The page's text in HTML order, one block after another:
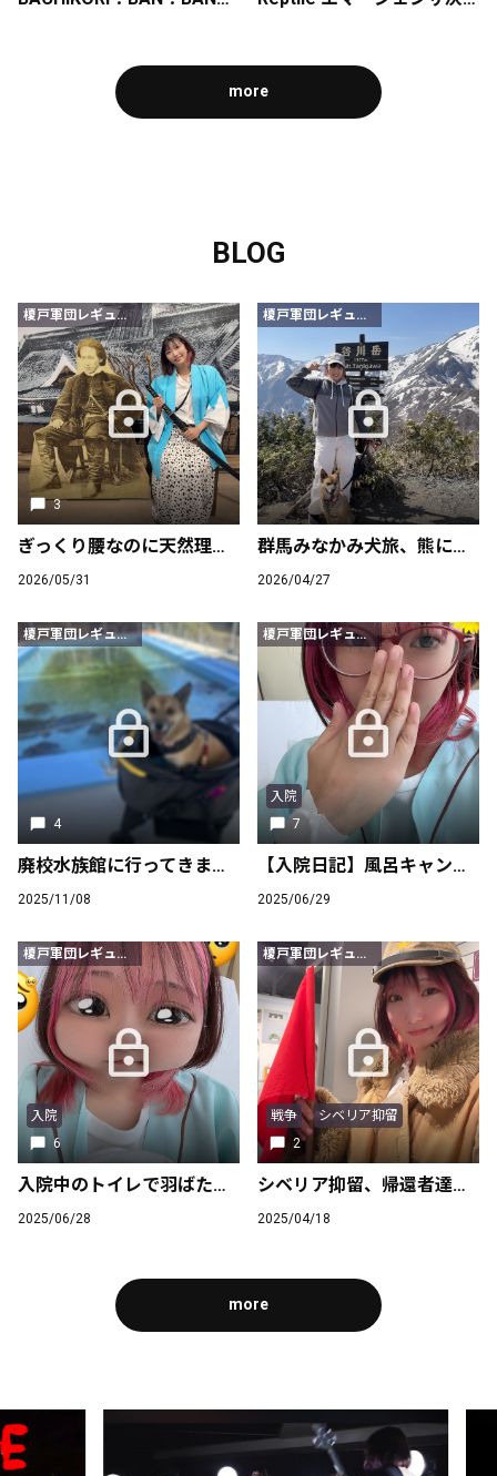
more
BLOG
榎戸軍団レギュラー会員以上
3
ぎっくり腰なのに天然理心流の稽古をさせられた話
2026/05/31
榎戸軍団レギュラー会員以上
群馬みなかみ犬旅、熊に怯えた露天風呂 真っ裸度胸試し
2026/04/27
榎戸軍団レギュラー会員以上
4
廃校水族館に行ってきました！
2025/11/08
榎戸軍団レギュラー会員以上
入院
7
【入院日記】風呂キャン民に私はなれない。
2025/06/29
榎戸軍団レギュラー会員以上
入院
6
入院中のトイレで羽ばたく人感センサー。
2025/06/28
榎戸軍団レギュラー会員以上
戦争
シベリア抑留
2
シベリア抑留、帰還者達のミュージアムで当時の洋服着せて貰いました！
2025/04/18
more